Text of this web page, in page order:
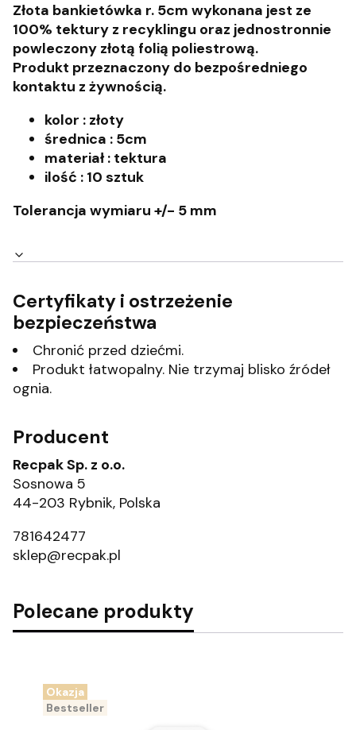
Złota bankietówka r. 5cm wykonana jest ze
100% tektury z recyklingu oraz jednostronnie
powleczony złotą folią poliestrową.
Produkt przeznaczony do bezpośredniego
kontaktu z żywnością.
kolor : złoty
średnica : 5cm
materiał : tektura
ilość : 10 sztuk
Tolerancja wymiaru +/- 5 mm
Certyfikaty i ostrzeżenie
bezpieczeństwa
Chronić przed dziećmi.
Produkt łatwopalny. Nie trzymaj blisko źródeł
ognia.
Producent
Recpak Sp. z o.o.
Sosnowa 5
44-203 Rybnik, Polska
781642477
sklep@recpak.pl
Polecane produkty
Okazja
Bestseller